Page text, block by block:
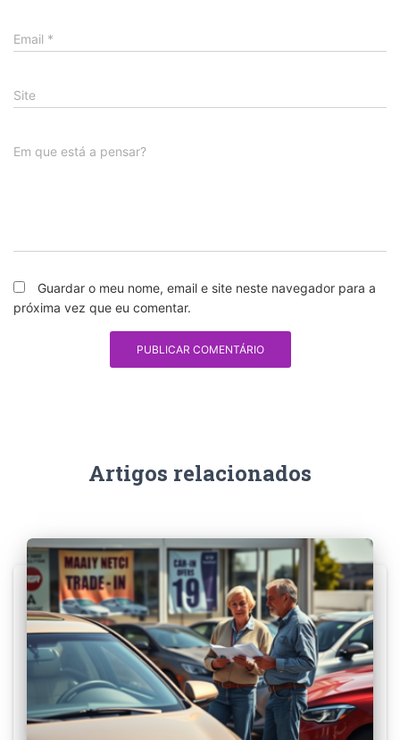
Email *
Site
Em que está a pensar?
Guardar o meu nome, email e site neste navegador para a
próxima vez que eu comentar.
Artigos relacionados